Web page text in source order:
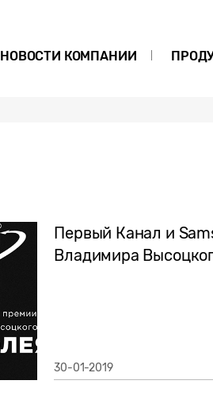
НОВОСТИ КОМПАНИИ
Первый Канал и
Владимира
30-01-2019